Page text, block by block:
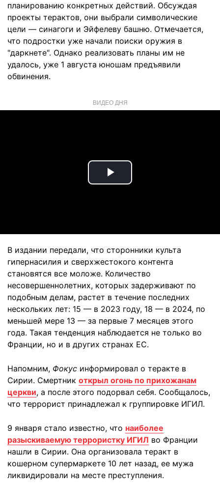
планированию конкретных действий. Обсуждая
проекты терактов, они выбрали символические
цели — синагоги и Эйфелеву башню. Отмечается,
что подростки уже начали поиски оружия в
"даркнете". Однако реализовать планы им не
удалось, уже 1 августа юношам предъявили
обвинения.
ВИДЕО ДНЯ
Play
В издании передали, что сторонники культа
гипернасилия и сверхжестокого контента
становятся все моложе. Количество
несовершеннолетних, которых задерживают по
подобным делам, растет в течение последних
нескольких лет: 15 — в 2023 году, 18 — в 2024, по
меньшей мере 13 — за первые 7 месяцев этого
года. Такая тенденция наблюдается не только во
Франции, но и в других странах ЕС.
Напомним, Фокус информировал о теракте в
Сирии. Смертник открыл огонь по прихожанам
церкви, а после этого подорвал себя. Сообщалось,
что террорист принадлежал к группировке ИГИЛ.
9 января стало известно, что наиболее
разыскиваемую террористку ИГИЛ во Франции
нашли в Сирии. Она организовала теракт в
кошерном супермаркете 10 лет назад, ее мужа
ликвидировали на месте преступления.